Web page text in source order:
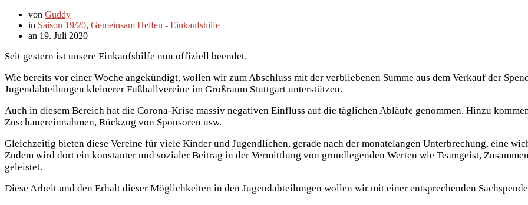
von Guddy
in Saison 19/20, Gemeinsam Helfen - Einkaufshilfe
an 19. Juli 2020
Seit gestern ist unsere Einkaufshilfe nun offiziell beendet.
Wie bereits vor einer Woche angekündigt, wollen wir zum Abschluss mit der verbliebenen Summe aus dem Verkauf der
Jugendabteilungen kleinerer Fußballvereine im Großraum Stuttgart unterstützen.
Auch in diesem Bereich hat die Corona-Krise massiv negativen Einfluss auf die täglichen Abläufe genommen. Hinzu
Zuschauereinnahmen, Rückzug von Sponsoren usw.
Gleichzeitig bieten diese Vereine für viele Kinder und Jugendlichen, gerade nach der monatelangen Unterbrechung, eine
Zudem wird dort ein konstanter und sozialer Beitrag in der Vermittlung von grundlegenden Werten wie Teamgeist,
geleistet.
Diese Arbeit und den Erhalt dieser Möglichkeiten in den Jugendabteilungen wollen wir mit einer entsprechenden